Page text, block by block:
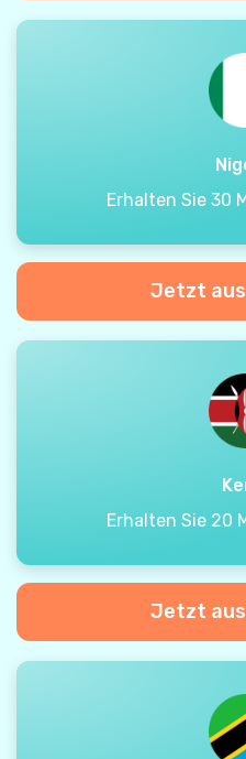
Erhalten Sie 30
Jetzt
Erhalten Sie 20
Jetzt